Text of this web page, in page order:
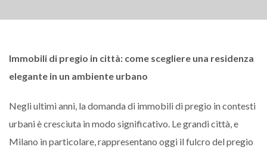
Immobili di pregio in città: come scegliere una residenza
elegante in un ambiente urbano
Negli ultimi anni, la domanda di immobili di pregio in contesti
urbani è cresciuta in modo significativo. Le grandi città, e
Milano in particolare, rappresentano oggi il fulcro del pregio